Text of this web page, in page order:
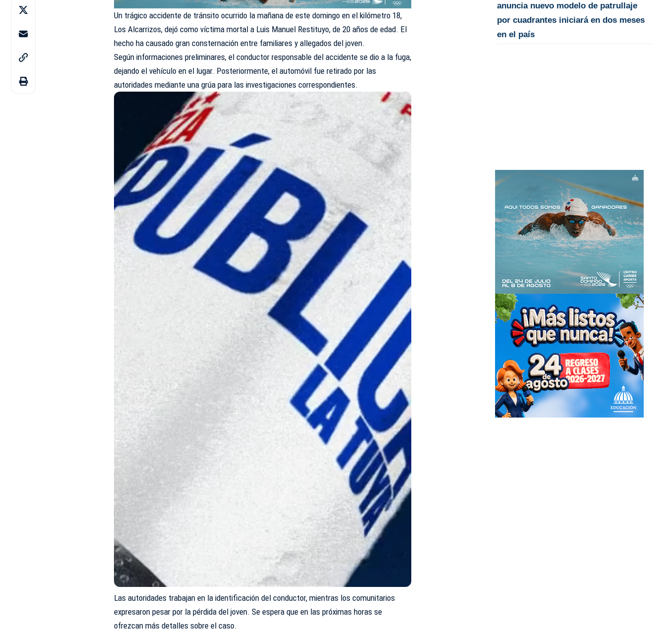
Un trágico accidente de tránsito ocurrido la mañana de este domingo en el kilómetro 18,
Los Alcarrizos, dejó como víctima mortal a Luis Manuel Restituyo, de 20 años de edad. El
hecho ha causado gran consternación entre familiares y allegados del joven.
Según informaciones preliminares, el conductor responsable del accidente se dio a la fuga,
dejando el vehículo en el lugar. Posteriormente, el automóvil fue retirado por las
autoridades mediante una grúa para las investigaciones correspondientes.
Las autoridades trabajan en la identificación del conductor, mientras los comunitarios
expresaron pesar por la pérdida del joven. Se espera que en las próximas horas se
ofrezcan más detalles sobre el caso.
anuncia nuevo modelo de patrullaje
por cuadrantes iniciará en dos meses
en el país